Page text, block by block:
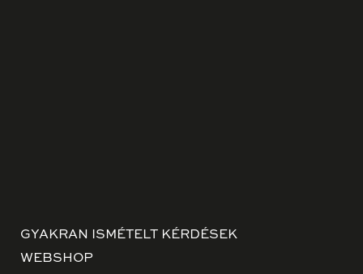
GYAKRAN ISMÉTELT KÉRDÉSEK
WEBSHOP